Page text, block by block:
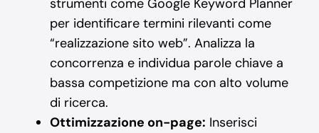
strumenti come Google Keyword Planner
per identificare termini rilevanti come
“realizzazione sito web”. Analizza la
concorrenza e individua parole chiave a
bassa competizione ma con alto volume
di ricerca.
Ottimizzazione on-page: Inserisci